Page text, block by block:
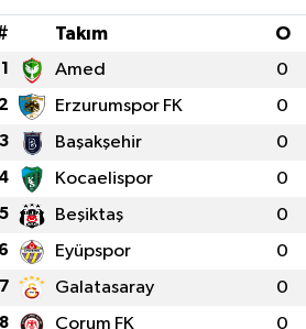
Takım O
1 Amed 0
Erzurumspor FK 0
3 Başakşehir 0
Kocaelispor 0
5 Beşiktaş 0
Eyüpspor 0
7 Galatasaray 0
8 Çorum FK 0